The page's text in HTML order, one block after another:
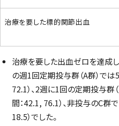
治療を要した標的関節出血
治療を要した出血ゼロを達成
の週1回定期投与群（A群）で
72.1）、2週に1回の定期投与群
間：42.1, 76.1）、非投与のC群
18.5）でした。